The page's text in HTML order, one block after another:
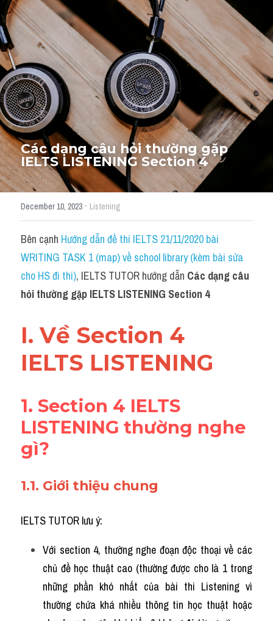
Cách diễn đạt
IELTS Videos - Ebook
Điểm báo
Adj
Idiom
Khác
Từ vựng theo topic
Từ vựng theo Topic
Vocabulary - Grammar
Grammar
Cách paraphrase
Part 2
Verb
Cấu trúc câu
Đề thi thật Task 1
Adv
Cách dùng từ
Từ vựng theo tiền tố
HỌC THỬ →
Các dạng câu hỏi thường gặp
IELTS LISTENING Section 4
December 10, 2023 · Listening
Bên cạnh Hướng dẫn đề thi IELTS 21/11/2020 bài
WRITING TASK 1 (map) về school library (kèm bài sửa
cho HS đi thi), IELTS TUTOR hướng dẫn Các dạng câu
hỏi thường gặp IELTS LISTENING Section 4
I. Về Section 4
IELTS LISTENING
1. Section 4 IELTS
LISTENING thường nghe
gì?
1.1. Giới thiệu chung
IELTS TUTOR lưu ý:
Với section 4, thường nghe đoạn độc thoại về các
chủ đề học thuật cao (thường được cho là 1 trong
những phần khó nhất của bài thi Listening vì
thường chứa khá nhiều thông tin học thuật hoặc